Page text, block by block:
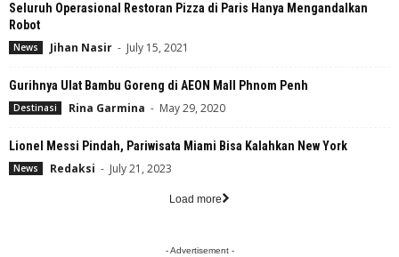
Seluruh Operasional Restoran Pizza di Paris Hanya Mengandalkan
Robot
News Jihan Nasir - July 15, 2021
Gurihnya Ulat Bambu Goreng di AEON Mall Phnom Penh
Destinasi Rina Garmina - May 29, 2020
Lionel Messi Pindah, Pariwisata Miami Bisa Kalahkan New York
News Redaksi - July 21, 2023
Load more
- Advertisement -